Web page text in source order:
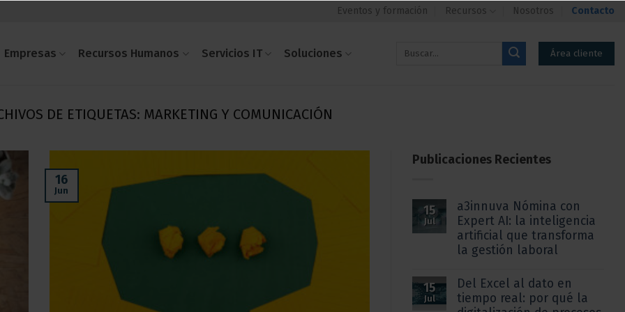
Eventos y formación Recursos Nosotros Contacto
Empresas Recursos Humanos Servicios IT Soluciones Área cliente
DE ETIQUETAS: MARKETING Y COMUNICACIÓN
16
Jun
Publicaciones Recientes
15
Jul
a3innuva Nómina con
Expert AI: la inteligencia
artificial que transforma
la gestión laboral
15
Jul
Del Excel al dato en
tiempo real: por qué la